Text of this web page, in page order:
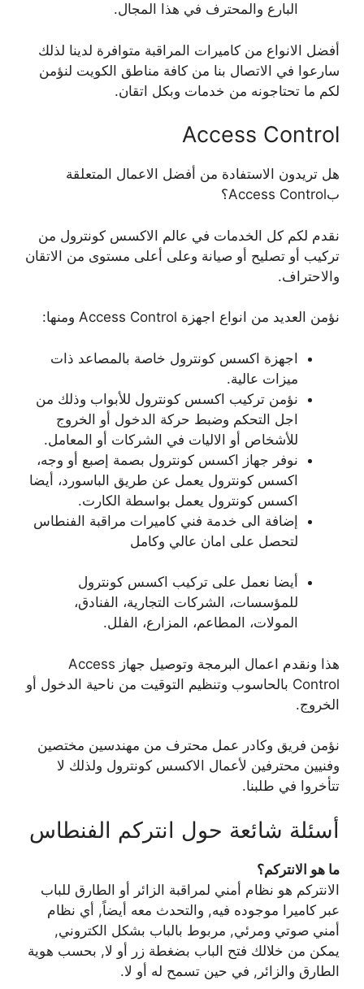
البارع والمحترف في هذا المجال.
أفضل الانواع من كاميرات المراقبة متوافرة لدينا لذلك
سارعوا في الاتصال بنا من كافة مناطق الكويت لنؤمن
لكم ما تحتاجونه من خدمات وبكل اتقان.
Access Control
هل تريدون الاستفادة من أفضل الاعمال المتعلقة
بAccess Control؟
نقدم لكم كل الخدمات في عالم الاكسس كونترول من
تركيب أو تصليح أو صيانة وعلى أعلى مستوى من الاتقان
والاحتراف.
نؤمن العديد من انواع اجهزة Access Control ومنها:
اجهزة اكسس كونترول خاصة بالمصاعد ذات
ميزات عالية.
نؤمن تركيب اكسس كونترول للأبواب وذلك من
اجل التحكم وضبط حركة الدخول أو الخروج
للأشخاص أو الاليات في الشركات أو المعامل.
نوفر جهاز اكسس كونترول بصمة إصبع أو وجه،
اكسس كونترول يعمل عن طريق الباسورد، أيضا
اكسس كونترول يعمل بواسطة الكارت.
إضافة الى خدمة فني كاميرات مراقبة الفنطاس
لتحصل على امان عالي وكامل
أيضا نعمل على تركيب اكسس كونترول
للمؤسسات، الشركات التجارية، الفنادق،
المولات، المطاعم، المزارع، الفلل.
هذا ونقدم اعمال البرمجة وتوصيل جهاز Access
Control بالحاسوب وتنظيم التوقيت من ناحية الدخول أو
الخروج.
نؤمن فريق وكادر عمل محترف من مهندسين مختصين
وفنيين محترفين لأعمال الاكسس كونترول ولذلك لا
تتأخروا في طلبنا.
أسئلة شائعة حول انتركم الفنطاس
ما هو الانتركم؟
الانتركم هو نظام أمني لمراقبة الزائر أو الطارق للباب
عبر كاميرا موجوده فيه, والتحدث معه أيضاً, أي نظام
أمني صوتي ومرئي, مربوط بالباب بشكل الكتروني,
يمكن من خلالك فتح الباب بضغطة زر أو لا, بحسب هوية
الطارق والزائر, في حين تسمح له أو لا.